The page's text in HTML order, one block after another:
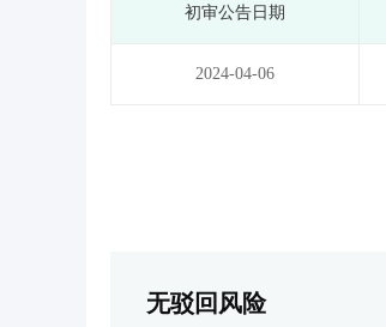
初审公告日期
2024-04-06
无驳回风险